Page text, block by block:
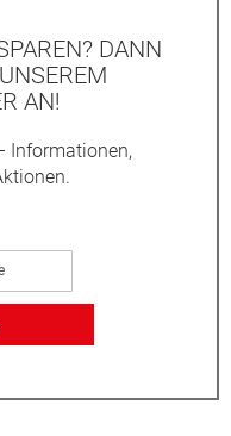
DANN
AN!
Informationen,